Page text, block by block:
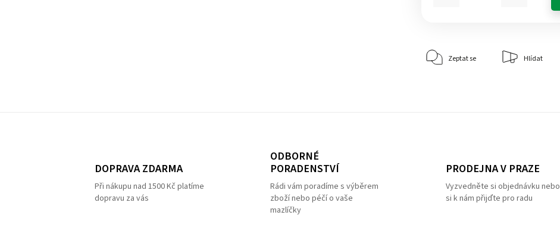
Zeptat se Hlídat
DOPRAVA ZDARMA
Při nákupu nad 1500 Kč platíme
dopravu za vás
ODBORNÉ
PORADENSTVÍ
Rádi vám poradíme s výběrem
zboží nebo péčí o vaše
mazlíčky
PRODEJNA V PRAZE
Vyzvedněte si objednávku nebo
si k nám přijďte pro radu